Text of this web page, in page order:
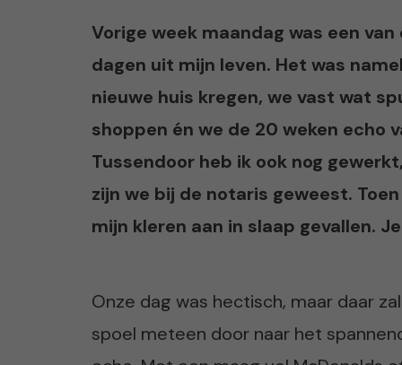
Vorige week maandag was een
dagen uit mijn leven. Het was
nieuwe huis kregen, we vast wat
shoppen én we de 20 weken echo
Tussendoor heb ik ook nog
zijn we bij de notaris geweest.
mijn kleren aan in slaap gevallen.
Onze dag was hectisch, maar daar
spoel meteen door naar het